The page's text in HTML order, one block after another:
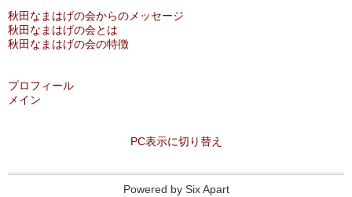
秋田なまはげの会からのメッセージ
秋田なまはげの会とは
秋田なまはげの会の特徴
プロフィール
メイン
PC表示に切り替え
Powered by Six Apart